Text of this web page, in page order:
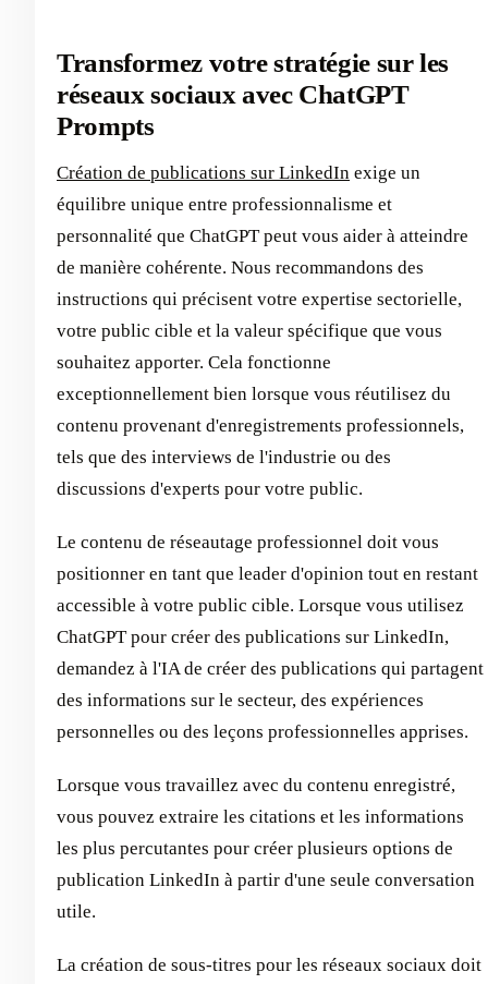
Transformez votre stratégie sur les
réseaux sociaux avec ChatGPT
Prompts
Création de publications sur LinkedIn exige un
équilibre unique entre professionnalisme et
personnalité que ChatGPT peut vous aider à atteindre
de manière cohérente. Nous recommandons des
instructions qui précisent votre expertise sectorielle,
votre public cible et la valeur spécifique que vous
souhaitez apporter. Cela fonctionne
exceptionnellement bien lorsque vous réutilisez du
contenu provenant d'enregistrements professionnels,
tels que des interviews de l'industrie ou des
discussions d'experts pour votre public.
Le contenu de réseautage professionnel doit vous
positionner en tant que leader d'opinion tout en restant
accessible à votre public cible. Lorsque vous utilisez
ChatGPT pour créer des publications sur LinkedIn,
demandez à l'IA de créer des publications qui partagent
des informations sur le secteur, des expériences
personnelles ou des leçons professionnelles apprises.
Lorsque vous travaillez avec du contenu enregistré,
vous pouvez extraire les citations et les informations
les plus percutantes pour créer plusieurs options de
publication LinkedIn à partir d'une seule conversation
utile.
La création de sous-titres pour les réseaux sociaux doit